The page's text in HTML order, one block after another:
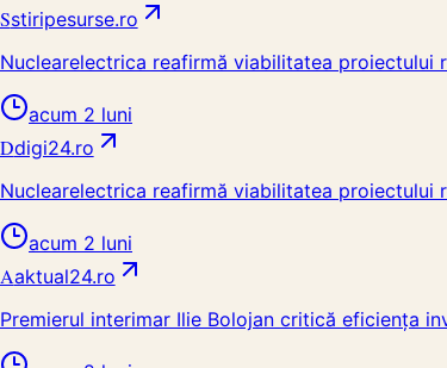
Sstiripesurse.ro
Nuclearelectrica reafirmă viabilitatea
acum 2 luni
Ddigi24.ro
Nuclearelectrica reafirmă viabilitatea
acum 2 luni
Aaktual24.ro
Premierul interimar Ilie Bolojan critică eficiența